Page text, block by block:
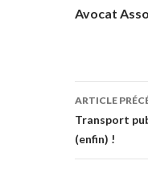
Avocat
des
articles
ARTICLE
Transport
(enfin) !